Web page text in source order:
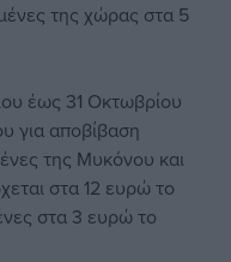
της χώρας στα 5
έως 31 Οκτωβρίου
για αποβίβαση
της Μυκόνου και
στα 12 ευρώ το
στα 3 ευρώ το